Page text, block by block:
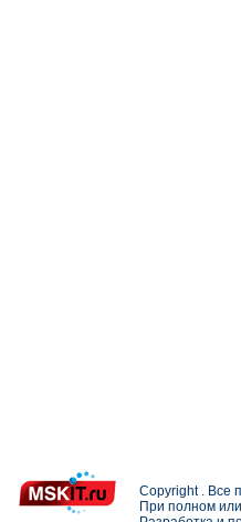
Copyright . Все
При полном